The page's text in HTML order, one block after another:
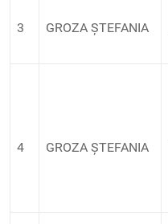
3 GROZA ȘTEFANIA
4 GROZA ȘTEFANIA